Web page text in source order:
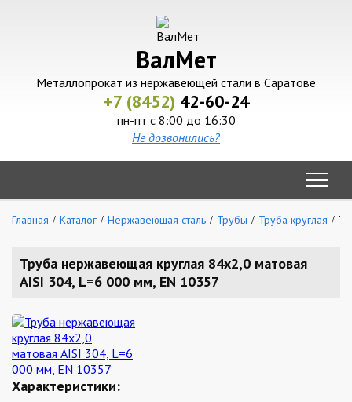
ВалМет
Металлопрокат из нержавеющей стали в Саратове
+7 (8452) 42-60-24
пн-пт с 8:00 до 16:30
Не дозвонились?
Главная Каталог Нержавеющая сталь Трубы Труба круглая
Труба нержавеющая круглая 84х2,0 матовая
AISI 304, L=6 000 мм, EN 10357
Характеристики: